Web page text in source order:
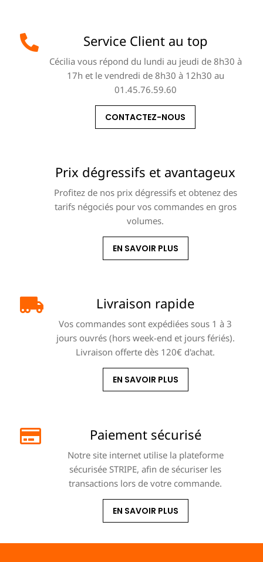
Service Client au top
Cécilia vous répond du lundi au jeudi de 8h30 à
17h et le vendredi de 8h30 à 12h30 au
01.45.76.59.60
CONTACTEZ-NOUS
Prix dégressifs et avantageux
Profitez de nos prix dégressifs et obtenez des
tarifs négociés pour vos commandes en gros
volumes.
EN SAVOIR PLUS
Livraison rapide
Vos commandes sont expédiées sous 1 à 3
jours ouvrés (hors week-end et jours fériés).
Livraison offerte dès 120€ d'achat.
EN SAVOIR PLUS
Paiement sécurisé
Notre site internet utilise la plateforme
sécurisée STRIPE, afin de sécuriser les
transactions lors de votre commande.
EN SAVOIR PLUS